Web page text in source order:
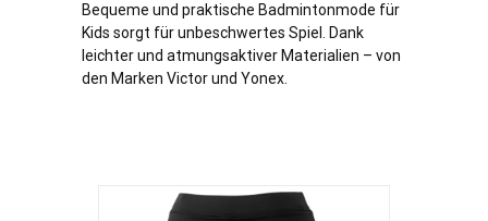
Bequeme und praktische Badmintonmode für
Kids sorgt für unbeschwertes Spiel. Dank
leichter und atmungsaktiver Materialien – von
den Marken Victor und Yonex.